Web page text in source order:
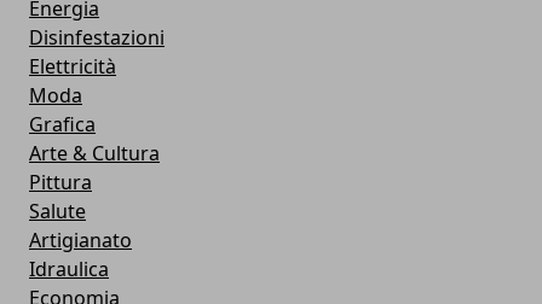
Energia
Disinfestazioni
Elettricità
Moda
Grafica
Arte & Cultura
Pittura
Salute
Artigianato
Idraulica
Economia